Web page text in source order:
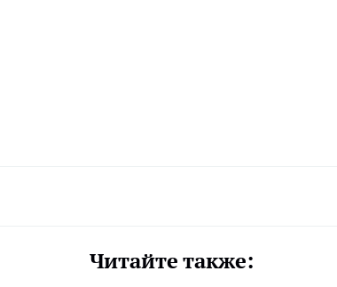
Читайте также: